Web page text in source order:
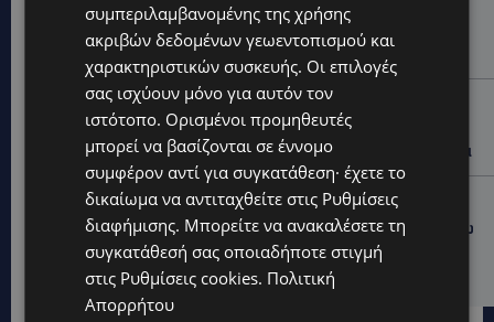
ΤΡΑΓΩΔΙΑ ΣΤΗΝ ΞΥΛΟΦΑΓΟΥ: Η δικαστική απόφαση
που κρατά τον πατέρα μακριά από την κηδεία των
παιδιών του
UPDATES
ΑΓΙΑ ΝΑΠΑ: €25.555 στην κατοχή 34χρονου –
Εντοπίστηκαν και αδασμολόγητα καπνικά προϊόντα
UPDATES
ΦΡΑΓΜΑ ΚΛΗΡΟΥ: Πήγαν για ψάρεμα και άφησαν πίσω
τους σκουπίδια – Εικόνες που προβληματίζουν-
(Φώτο)
συμπεριλαμβανομένης της χρήσης
ακριβών δεδομένων γεωεντοπισμού και
χαρακτηριστικών συσκευής. Οι επιλογές
σας ισχύουν μόνο για αυτόν τον
ιστότοπο. Ορισμένοι προμηθευτές
μπορεί να βασίζονται σε έννομο
συμφέρον αντί για συγκατάθεση· έχετε το
δικαίωμα να αντιταχθείτε στις Ρυθμίσεις
διαφήμισης. Μπορείτε να ανακαλέσετε τη
συγκατάθεσή σας οποιαδήποτε στιγμή
στις Ρυθμίσεις cookies. Πολιτική
Απορρήτου